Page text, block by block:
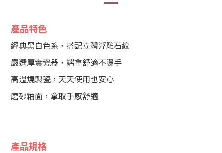
產品特色
經典黑白色系，搭配立體浮雕石紋
嚴選厚實瓷器，端拿舒適不燙手
高溫燒製瓷，天天使用也安心
磨砂釉面，拿取手感舒適
產品規格